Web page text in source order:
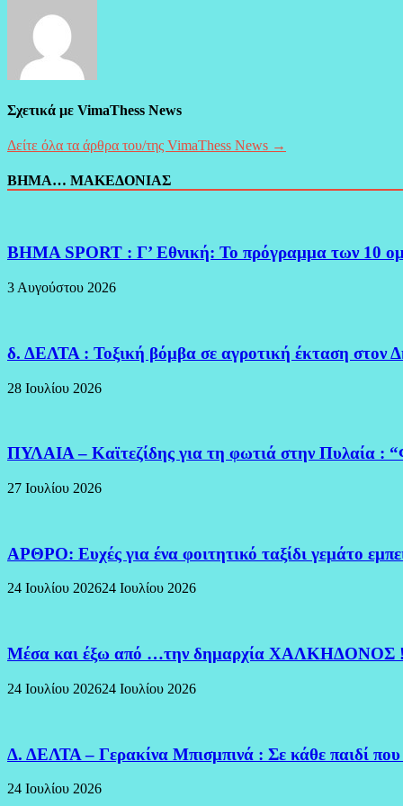
Σχετικά με VimaThess News
Δείτε όλα τα άρθρα του/της VimaThess News →
ΒΗΜΑ… ΜΑΚΕΔΟΝΙΑΣ
BHMA SPORT : Γ’ Εθνική: Το πρόγραμμα των 10
3 Αυγούστου 2026
δ. ΔΕΛΤΑ : Τοξική βόμβα σε αγροτική έκταση στον
28 Ιουλίου 2026
ΠΥΛΑΙΑ – Καϊτεζίδης για τη φωτιά στην Πυλαία :
27 Ιουλίου 2026
ΑΡΘΡΟ: Ευχές για ένα φοιτητικό ταξίδι γεμάτο
24 Ιουλίου 202624 Ιουλίου 2026
Μέσα και έξω από …την δημαρχία ΧΑΛΚΗΔΟΝΟΣ !
24 Ιουλίου 202624 Ιουλίου 2026
Δ. ΔΕΛΤΑ – Γερακίνα Μπισμπινά : Σε κάθε παιδί
24 Ιουλίου 2026